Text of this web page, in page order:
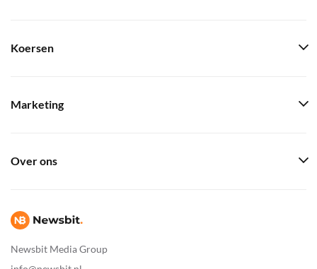
Newsbit Media Group
Koersen
Marketing
Over ons